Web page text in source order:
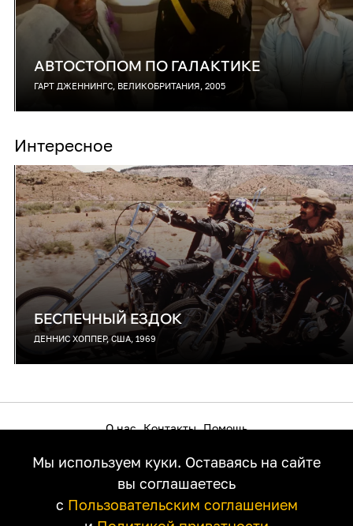
АВТОСТОПОМ ПО ГАЛАКТИКЕ
ГАРТ ДЖЕННИНГС, ВЕЛИКОБРИТАНИЯ, 2005
Интересное
БЕСПЕЧНЫЙ ЕЗДОК
ДЕННИС ХОППЕР, США, 1969
Мы используем куки. Оставаясь на сайте
вы соглашаетесь
с Пользовательским соглашением
О нас Контакты Помощь
Пользовательское соглашение
Политика приватности
Правообладателям